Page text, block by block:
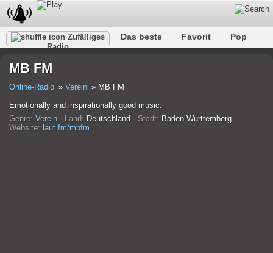
Zufälliges
Radio
Das beste Favorit
Pop
Rap
Trans
MB FM
Online-Radio Verein
MB FM
Emotionally and inspirationally good music.
Genre: Verein Land: Deutschland Stadt: Baden-Württemberg
Website: laut.fm/mbfm